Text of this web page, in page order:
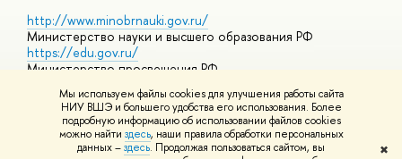
Мы используем файлы cookies для улучшения работы сайта
НИУ ВШЭ и большего удобства его использования. Более
подробную информацию об использовании файлов cookies
можно найти здесь, наши правила обработки персональных
данных –здесь. Продолжая пользоваться сайтом, вы
✖
http://www.minobrnauki.gov.ru/
Министерство науки и высшего образования РФ
https://edu.gov.ru/
Министерство просвещения РФ
https://elearning.hse.ru/mooc
Массовые открытые онлайн-курсы
© НИУ ВШЭ 1993–2026 Адреса и контактыУсловия